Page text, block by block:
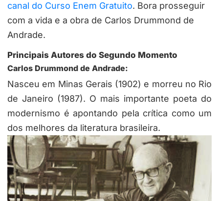
canal do Curso Enem Gratuito. Bora prosseguir
com a vida e a obra de Carlos Drummond de
Andrade.
Principais Autores do Segundo Momento
Carlos Drummond de Andrade:
Nasceu em Minas Gerais (1902) e morreu no Rio
de Janeiro (1987). O mais importante poeta do
modernismo é apontando pela crítica como um
dos melhores da literatura brasileira.